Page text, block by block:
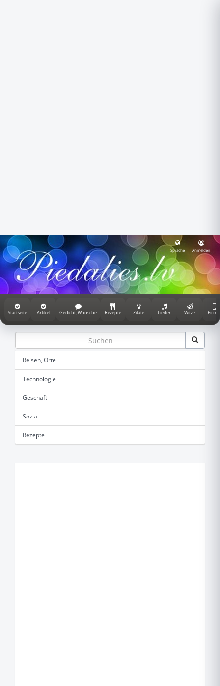
Sprache Anmelden
Startseite Artikel Gedicht, Wunsche Rezepte Zitate Lieder Witze
Reisen, Orte
Technologie
Geschäft
Sozial
Rezepte